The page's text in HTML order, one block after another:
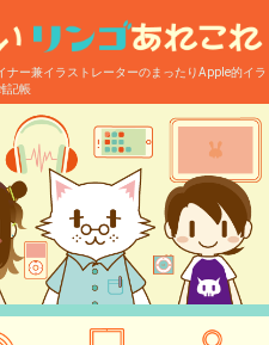
ナー兼イラストレーターのまったりApple的イラ
記帳